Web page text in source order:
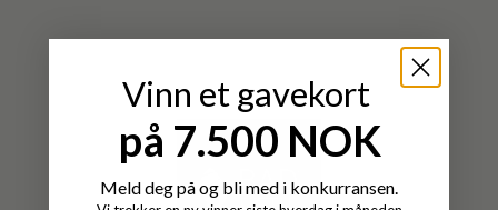
Vinn et gavekort
på 7.500 NOK
Meld deg på og bli med i konkurransen.